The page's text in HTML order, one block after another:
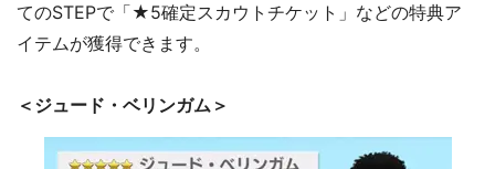
てのSTEPで「★5確定スカウトチケット」などの特典ア
イテムが獲得できます。
＜ジュード・ベリンガム＞